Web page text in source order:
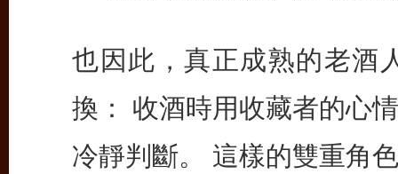
也因此，真正成熟的老酒
換： 收酒時用收藏者的心
冷靜判斷。 這樣的雙重角